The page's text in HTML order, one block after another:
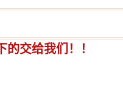
交给我们！！